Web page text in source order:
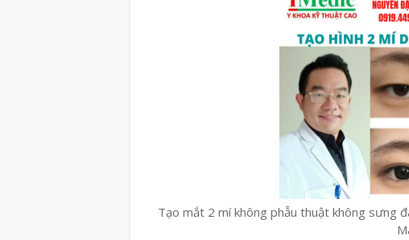
Tạo mắt 2 mí không phẫu thuật không sưng